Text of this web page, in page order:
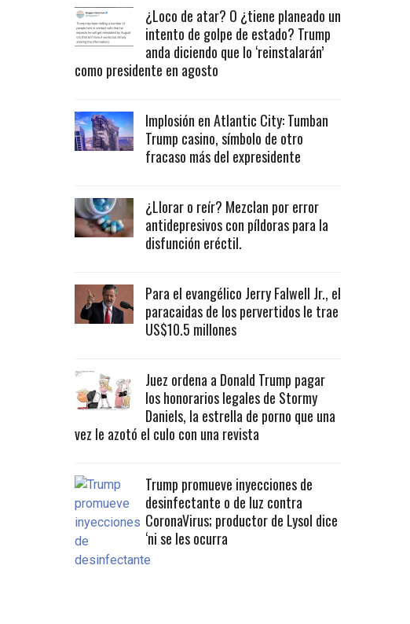
¿Loco de atar? O ¿tiene planeado un
intento de golpe de estado? Trump
anda diciendo que lo ‘reinstalarán’
como presidente en agosto
Implosión en Atlantic City: Tumban
Trump casino, símbolo de otro
fracaso más del expresidente
¿Llorar o reír? Mezclan por error
antidepresivos con píldoras para la
disfunción eréctil.
Para el evangélico Jerry Falwell Jr., el
paracaidas de los pervertidos le trae
US$10.5 millones
Juez ordena a Donald Trump pagar
los honorarios legales de Stormy
Daniels, la estrella de porno que una
vez le azotó el culo con una revista
Trump promueve inyecciones de
desinfectante o de luz contra
CoronaVirus; productor de Lysol dice
‘ni se les ocurra